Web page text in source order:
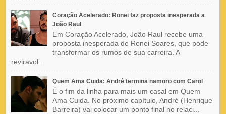
Coração Acelerado: Ronei faz proposta inesperada a
João Raul
Em Coração Acelerado, João Raul recebe uma
proposta inesperada de Ronei Soares, que pode
transformar os rumos de sua carreira. A
reviravol...
Quem Ama Cuida: André termina namoro com Carol
É o fim da linha para mais um casal em Quem
Ama Cuida. No próximo capítulo, André (Henrique
Barreira) vai colocar um ponto final no relaci...